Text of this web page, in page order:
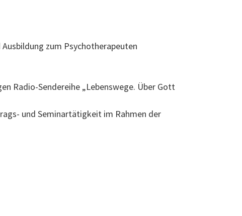
zum Psychotherapeuten
Radio-Sendereihe „Lebenswege. Über Gott
und Seminartätigkeit im Rahmen der